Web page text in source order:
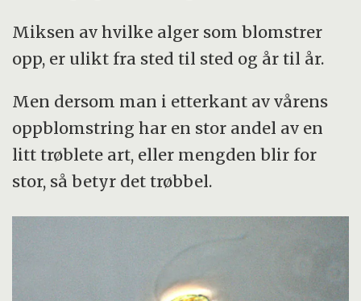
Miksen av hvilke alger som blomstrer
opp, er ulikt fra sted til sted og år til år.
Men dersom man i etterkant av vårens
oppblomstring har en stor andel av en
litt trøblete art, eller mengden blir for
stor, så betyr det trøbbel.